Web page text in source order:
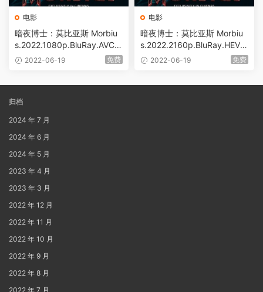
电影
暗夜博士：莫比亚斯 Morbiu
s.2022.1080p.BluRay.AVC.D
TS-HD.MA.5.1 [BDMV 34.19
2022-06-19 免费
电影
暗夜博士：莫比亚斯 Morbiu
s.2022.2160p.BluRay.HEVC.
TrueHD.7.1 [BDMV 53.40G
2022-06-19 免费
归档
2024 年 7 月
2024 年 6 月
2024 年 5 月
2023 年 4 月
2023 年 3 月
2022 年 12 月
2022 年 11 月
2022 年 10 月
2022 年 9 月
2022 年 8 月
2022 年 7 月